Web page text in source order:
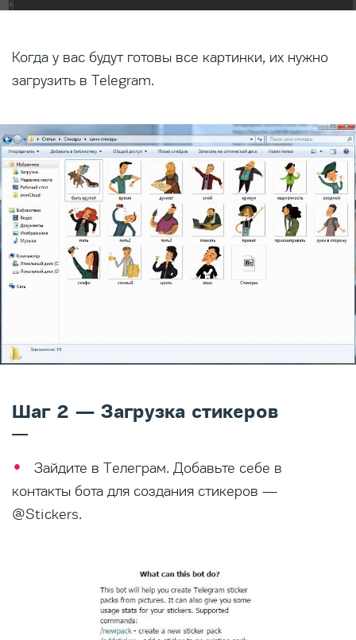
Когда у вас будут готовы все картинки, их нужно
загрузить в Telegram.
Шаг 2 — Загрузка стикеров
Зайдите в Телеграм. Добавьте себе в
контакты бота для создания стикеров —
@Stickers.